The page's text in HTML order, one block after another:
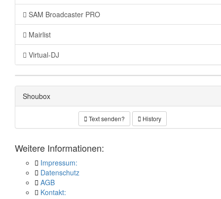
SAM Broadcaster PRO
Mairlist
Virtual-DJ
Shoubox
Text senden? History
Weitere Informationen:
Impressum:
Datenschutz
AGB
Kontakt: